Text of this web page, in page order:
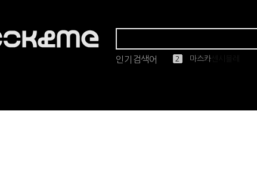
인기검색어 1
2 마스카
3 린드버그
4
5